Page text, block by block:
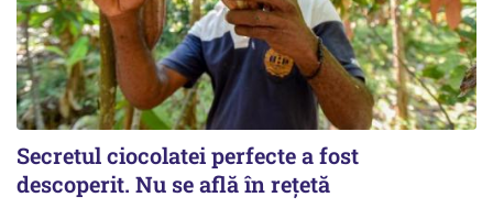
Secretul ciocolatei perfecte a fost
descoperit. Nu se află în rețetă